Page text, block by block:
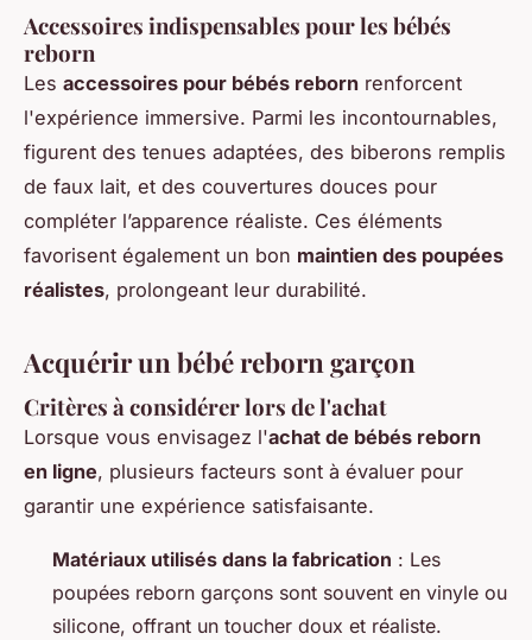
Accessoires indispensables pour les bébés
reborn
Les accessoires pour bébés reborn renforcent
l'expérience immersive. Parmi les incontournables,
figurent des tenues adaptées, des biberons remplis
de faux lait, et des couvertures douces pour
compléter l’apparence réaliste. Ces éléments
favorisent également un bon maintien des poupées
réalistes, prolongeant leur durabilité.
Acquérir un bébé reborn garçon
Critères à considérer lors de l'achat
Lorsque vous envisagez l'achat de bébés reborn
en ligne, plusieurs facteurs sont à évaluer pour
garantir une expérience satisfaisante.
Matériaux utilisés dans la fabrication : Les
poupées reborn garçons sont souvent en vinyle ou
silicone, offrant un toucher doux et réaliste.